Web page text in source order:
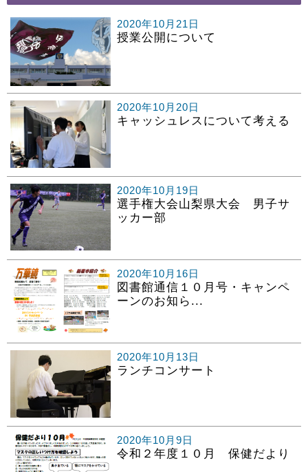
2020年10月21日
授業公開について
2020年10月20日
キャッシュレスについて考える
2020年10月19日
選手権大会山梨県大会 男子サ
ッカー部
2020年10月16日
図書館通信１０月号・キャンペ
ーンのお知ら...
2020年10月13日
ランチコンサート
2020年10月9日
令和２年度１０月 保健だより